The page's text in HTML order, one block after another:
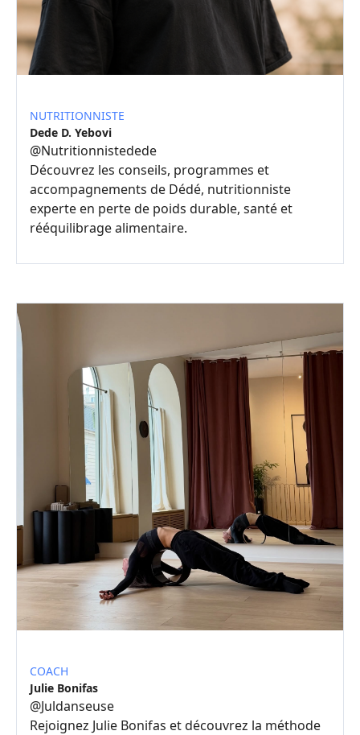
NUTRITIONNISTE
Dede D. Yebovi
@Nutritionnistedede
Découvrez les conseils, programmes et
accompagnements de Dédé, nutritionniste
experte en perte de poids durable, santé et
rééquilibrage alimentaire.
COACH
Julie Bonifas
@Juldanseuse
Rejoignez Julie Bonifas et découvrez la méthode